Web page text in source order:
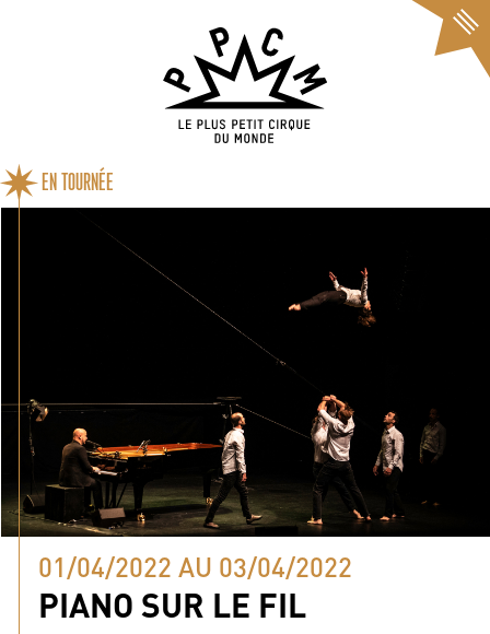
EN TOURNÉE
01/04/2022 AU 03/04/2022
PIANO SUR LE FIL